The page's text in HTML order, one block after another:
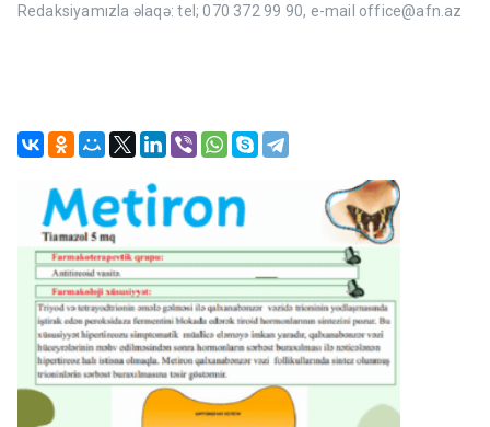
Redaksiyamızla əlaqə: tel; 070 372 99 90, e-mail office@afn.az